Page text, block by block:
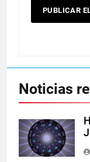
Noticias